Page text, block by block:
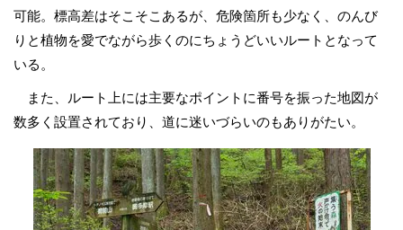
可能。標高差はそこそこあるが、危険箇所も少なく、のんび
りと植物を愛でながら歩くのにちょうどいいルートとなって
いる。
また、ルート上には主要なポイントに番号を振った地図が
数多く設置されており、道に迷いづらいのもありがたい。